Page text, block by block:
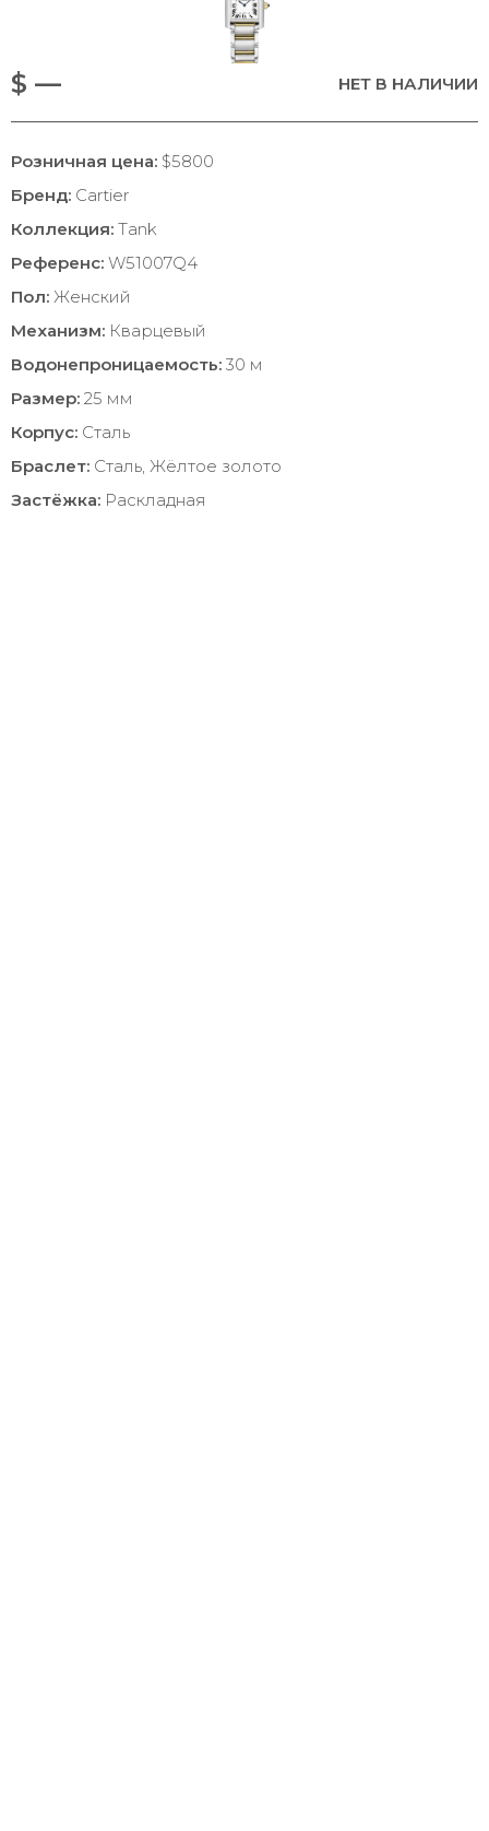
$ — НЕТ В НАЛИЧИИ
Розничная цена: $5800
Бренд: Cartier
Коллекция: Tank
Референс: W51007Q4
Пол: Женский
Механизм: Кварцевый
Водонепроницаемость: 30 м
Размер: 25 мм
Корпус: Сталь
Браслет: Сталь, Жёлтое золото
Застёжка: Раскладная